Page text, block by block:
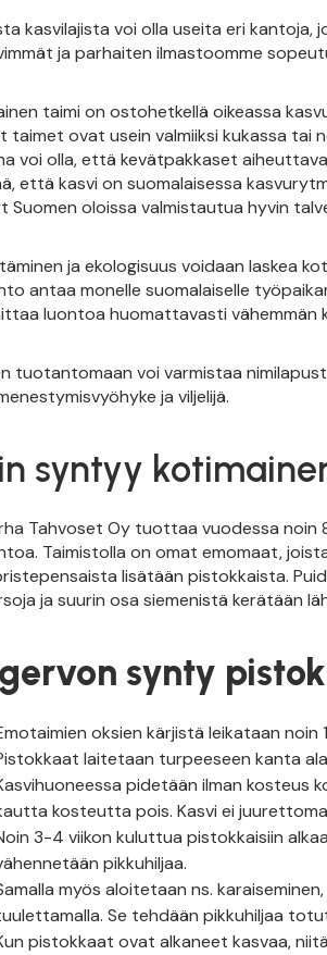
kasvilajista voi olla useita eri
ja parhaiten ilmastoomme
taimi on ostohetkellä oikeassa
taimet ovat usein valmiiksi kukassa tai
voi olla, että kevätpakkaset
että kasvi on suomalaisessa
Suomen oloissa valmistautua hyvin
ja ekologisuus voidaan laskea
antaa monelle suomalaiselle
luontoa huomattavasti vähemmän
tuotantomaan voi varmistaa
ja viljelijä.
syntyy
Tahvoset Oy tuottaa vuodessa
Taimistolla on omat emomaat,
lisätään pistokkaista.
ja suurin osa siemenistä kerätään
synty
oksien kärjistä leikataan noin
laitetaan turpeeseen kanta
pidetään ilman kosteus
kosteutta pois. Kasvi ei
3-4 viikon kuluttua pistokkaisiin
pikkuhiljaa.
myös aloitetaan ns.
Se tehdään pikkuhiljaa
pistokkaat ovat alkaneet kasvaa,